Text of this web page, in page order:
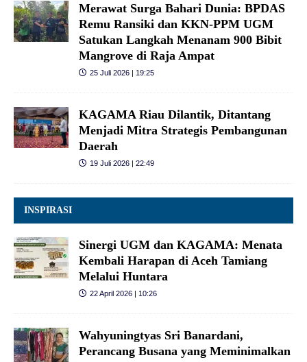
Merawat Surga Bahari Dunia: BPDAS
Remu Ransiki dan KKN-PPM UGM
Satukan Langkah Menanam 900 Bibit
Mangrove di Raja Ampat
25 Juli 2026 | 19:25
KAGAMA Riau Dilantik, Ditantang
Menjadi Mitra Strategis Pembangunan
Daerah
19 Juli 2026 | 22:49
INSPIRASI
Sinergi UGM dan KAGAMA: Menata
Kembali Harapan di Aceh Tamiang
Melalui Huntara
22 April 2026 | 10:26
Wahyuningtyas Sri Banardani,
Perancang Busana yang Meminimalkan